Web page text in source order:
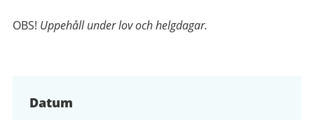
​OBS! Uppehåll under lov och helgdagar.
Datum